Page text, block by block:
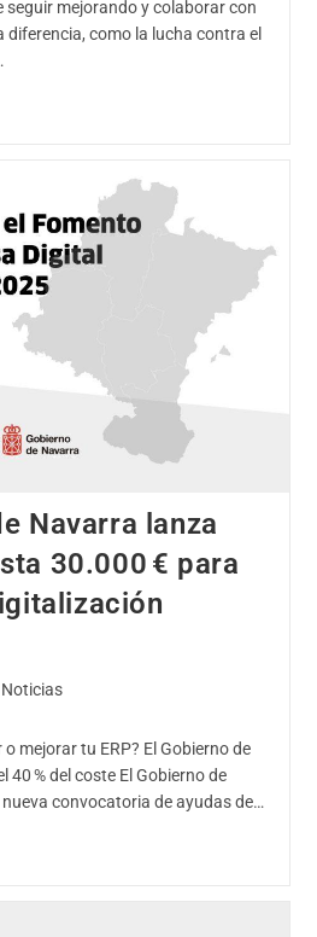
mejorando y colaborar con
como la lucha contra el
Navarra lanza
30.000 € para
Noticias
mejorar tu ERP? El Gobierno de
40 % del coste El Gobierno de
convocatoria de ayudas de…